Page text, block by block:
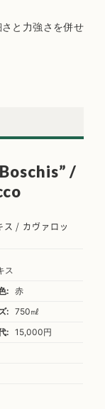
と力強さを併せ
/
ス / カヴァロッ
ス
:
赤
:
750㎖
:
15,000円